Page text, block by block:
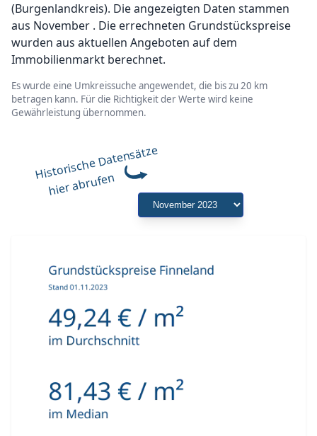
(Burgenlandkreis). Die angezeigten Daten stammen
aus November . Die errechneten Grundstückspreise
wurden aus aktuellen Angeboten auf dem
Immobilienmarkt berechnet.
Es wurde eine Umkreissuche angewendet, die bis zu 20 km
betragen kann. Für die Richtigkeit der Werte wird keine
Gewährleistung übernommen.
Historische Datensätze
hier abrufen